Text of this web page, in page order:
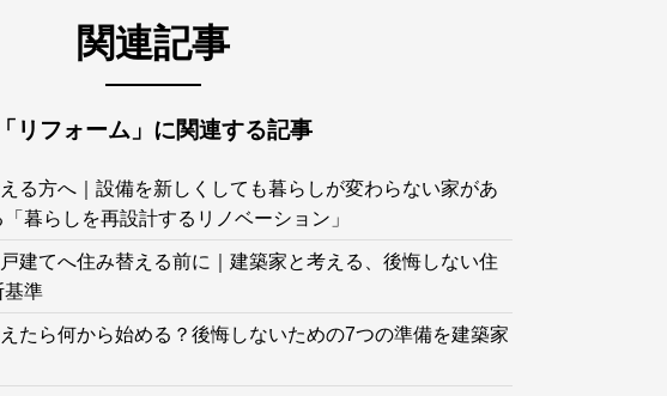
関連記事
「リフォーム」に関連する記事
る方へ｜設備を新しくしても暮らしが変わらない家があ
暮らしを再設計するリノベーション」
建てへ住み替える前に｜建築家と考える、後悔しない住
基準
たら何から始める？後悔しないための7つの準備を建築家